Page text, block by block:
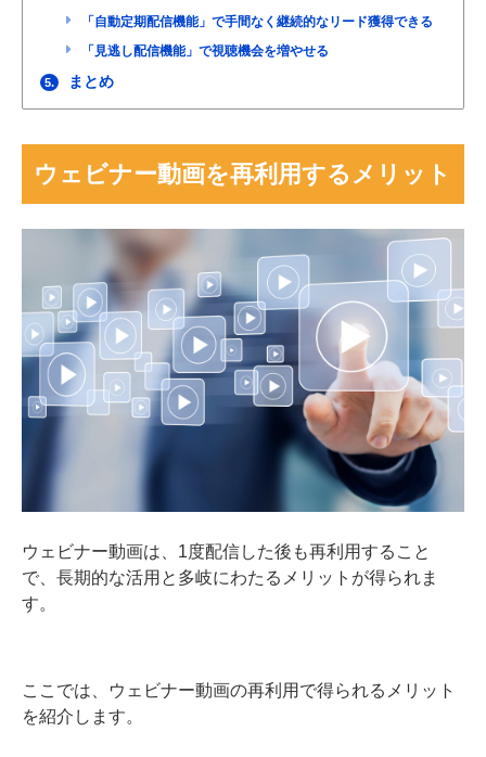
「自動定期配信機能」で手間なく継続的なリード獲得できる
「見逃し配信機能」で視聴機会を増やせる
5. まとめ
ウェビナー動画を再利用するメリット
ウェビナー動画は、1度配信した後も再利用すること
で、長期的な活用と多岐にわたるメリットが得られま
す。
ここでは、ウェビナー動画の再利用で得られるメリット
を紹介します。